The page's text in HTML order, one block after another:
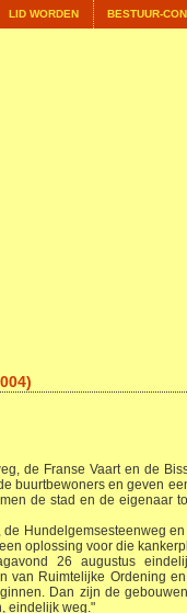
LID WORDEN BESTUUR-
de Franse Vaart en de
buurtbewoners en geven
de stad en de eigenaar
Hundelgemsesteenweg
oplossing voor die
26 augustus
van Ruimtelijke Ordening
Dan zijn de
eindelijk weg."